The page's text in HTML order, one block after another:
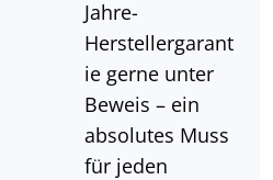
Jahre-
Herstellergarant
ie gerne unter
Beweis – ein
absolutes Muss
für jeden